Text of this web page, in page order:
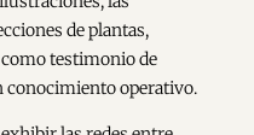
de plantas,
testimonio de
conocimiento operativo.